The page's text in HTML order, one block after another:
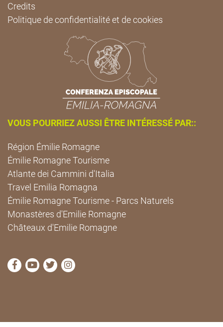
Credits
Politique de confidentialité et de cookies
VOUS POURRIEZ AUSSI ÊTRE INTÉRESSÉ PAR::
Région Émilie Romagne
Émilie Romagne Tourisme
Atlante dei Cammini d'Italia
Travel Emilia Romagna
Émilie Romagne Tourisme - Parcs Naturels
Monastères d'Emilie Romagne
Châteaux d'Emilie Romagne
Visitez la page Facebook de Cammini Emilia-
Visitez la page YouTube de Cammini Emilia-
Visitez la page Twitter de Cammini Emilia-
Visitez la page Instagram de Cammini